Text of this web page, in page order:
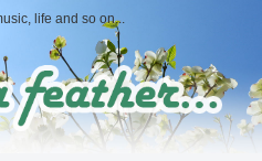
life and so on...